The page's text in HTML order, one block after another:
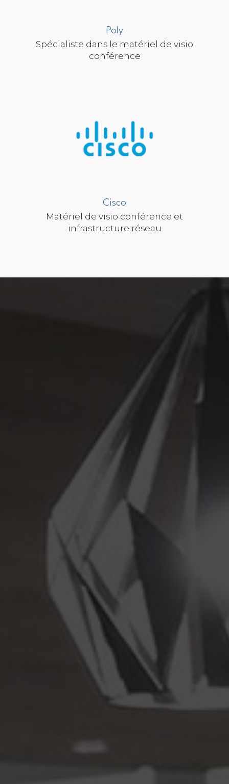
Poly
Spécialiste dans le matériel de visio
conférence
Cisco
Matériel de visio conférence et
infrastructure réseau